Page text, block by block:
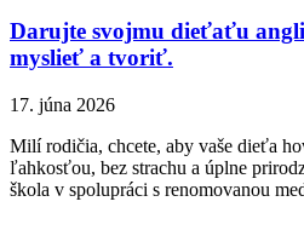
Darujte svojmu dieťaťu
myslieť a tvoriť.
17. júna 2026
Milí rodičia, chcete, aby vaše dieťa
ľahkosťou, bez strachu a úplne
škola v spolupráci s renomovanou